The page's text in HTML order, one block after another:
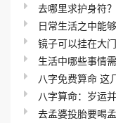
去哪里求护身符
日常生活之中能
镜子可以挂在大
生活中哪些事情
八字免费算命 这
八字算命：岁运
去孟婆投胎要喝